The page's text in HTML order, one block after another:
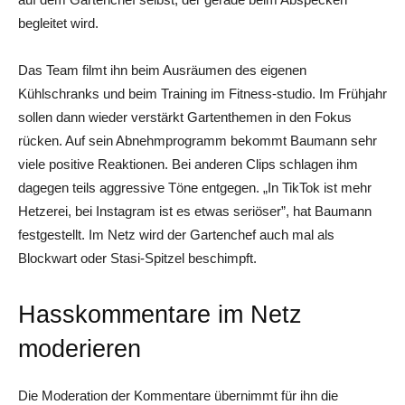
begleitet wird.
Das Team filmt ihn beim Ausräumen des eigenen
Kühlschranks und beim Training im Fitness-studio. Im Frühjahr
sollen dann wieder verstärkt Gartenthemen in den Fokus
rücken. Auf sein Abnehmprogramm bekommt Baumann sehr
viele positive Reaktionen. Bei anderen Clips schlagen ihm
dagegen teils aggressive Töne entgegen. „In TikTok ist mehr
Hetzerei, bei Instagram ist es etwas seriöser”, hat Baumann
festgestellt. Im Netz wird der Gartenchef auch mal als
Blockwart oder Stasi-Spitzel beschimpft.
Hasskommentare im Netz
moderieren
Die Moderation der Kommentare übernimmt für ihn die